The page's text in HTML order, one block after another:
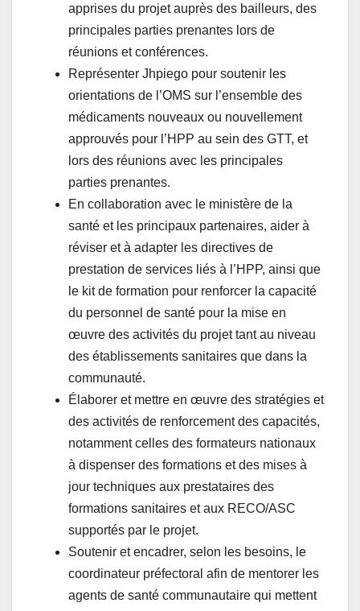
apprises du projet auprès des bailleurs, des
principales parties prenantes lors de
réunions et conférences.
Représenter Jhpiego pour soutenir les
orientations de l’OMS sur l’ensemble des
médicaments nouveaux ou nouvellement
approuvés pour l’HPP au sein des GTT, et
lors des réunions avec les principales
parties prenantes.
En collaboration avec le ministère de la
santé et les principaux partenaires, aider à
réviser et à adapter les directives de
prestation de services liés à l’HPP, ainsi que
le kit de formation pour renforcer la capacité
du personnel de santé pour la mise en
œuvre des activités du projet tant au niveau
des établissements sanitaires que dans la
communauté.
Élaborer et mettre en œuvre des stratégies et
des activités de renforcement des capacités,
notamment celles des formateurs nationaux
à dispenser des formations et des mises à
jour techniques aux prestataires des
formations sanitaires et aux RECO/ASC
supportés par le projet.
Soutenir et encadrer, selon les besoins, le
coordinateur préfectoral afin de mentorer les
agents de santé communautaire qui mettent